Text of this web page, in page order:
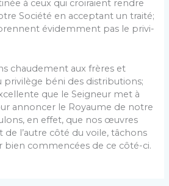
à ceux qui croi­raient rendre
Société en acceptant un traité;
évidemment pas le privi­
chaudement aux frères et
béni des distributions;
que le Seigneur met à
an­noncer le Royaume de notre
en effet, que nos œuvres
l’autre côté du voile, tâchons
bien commencées de ce côté-ci.